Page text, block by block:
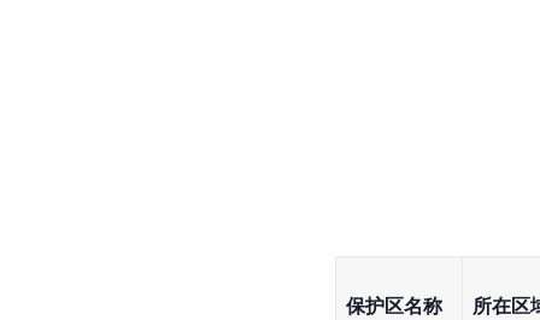
保护区名称 所在区